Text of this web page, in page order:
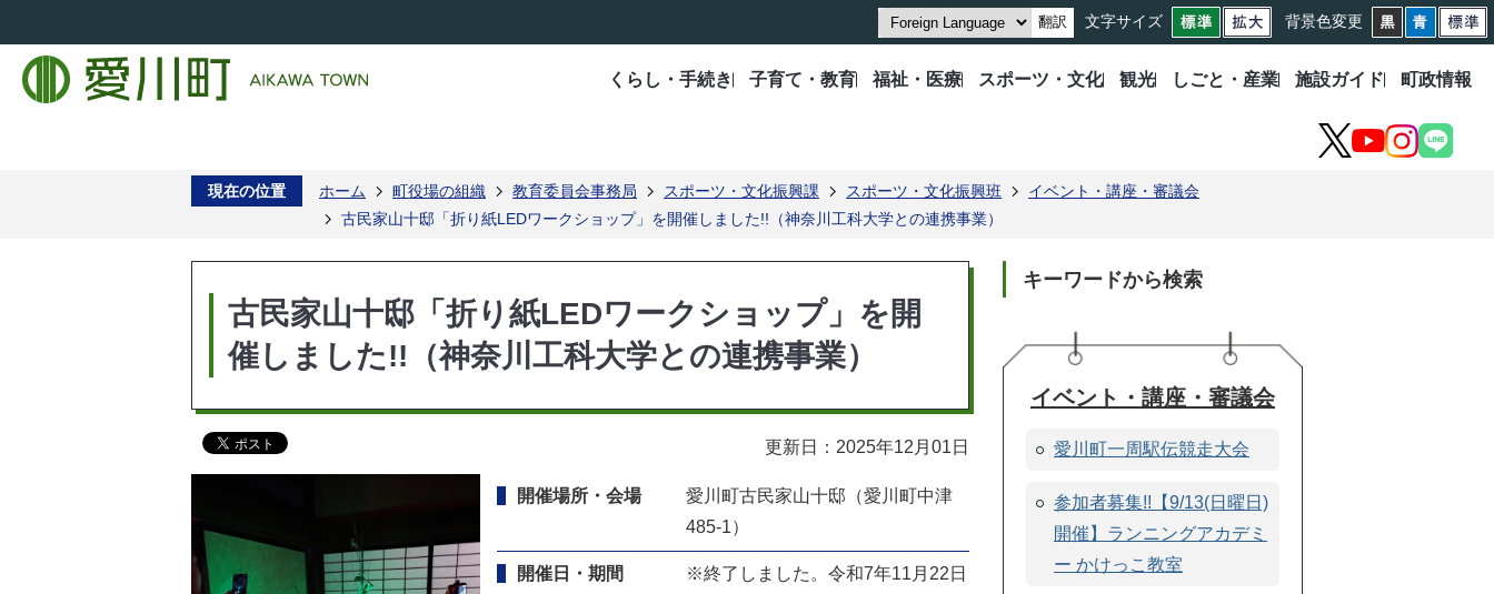
翻訳 文字サイズ 背景色変更
くらし・手続き 子育て・教育 福祉・医療 スポーツ・文化 観光 しごと・産業 施設ガイド 町政情報
X YouTube
Instagram
LINE
現在の位置 ホーム 町役場の組織 教育委員会事務局 スポーツ・文化振興課 スポーツ・文化振興班
イベント・講座・審議会
古民家山十邸「折り紙LEDワークショップ」を開催しました!!（神奈川工科大学との連携事業）
古民家山十邸「折り紙LEDワークショップ」を開
催しました!!（神奈川工科大学との連携事業）
更新日：2025年12月01日
開催場所・会場
愛川町古民家山十邸（愛川町中津
485-1）
開催日・期間
※終了しました。令和7年11月22日
キーワードから検索
イベント・講座・審議会
愛川町一周駅伝競走大会
参加者募集!!【9/13(日曜日)
開催】ランニングアカデミ
ー かけっこ教室